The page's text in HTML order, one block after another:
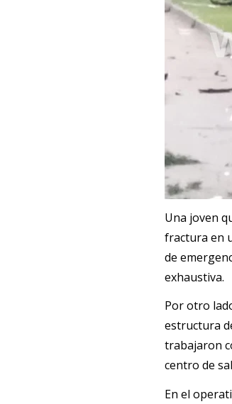
Una joven
fractura en
de
exhaustiva.
Por otro
estructura
trabajaron
centro de
En el